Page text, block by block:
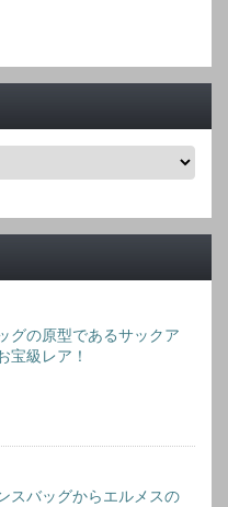
グの原型であるサックア
宝級レア！
スバッグからエルメスの